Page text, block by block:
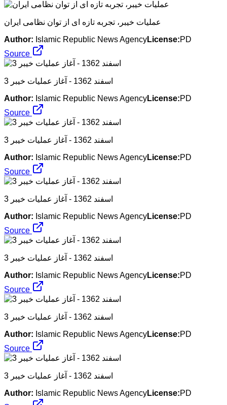
عملیات خیبر، تجربه تازه ای از توان نظامی ایران
Author: Islamic Republic News AgencyLicense:PD
Source
3 اسفند 1362 - آغاز عملیات خیبر
Author: Islamic Republic News AgencyLicense:PD
Source
3 اسفند 1362 - آغاز عملیات خیبر
Author: Islamic Republic News AgencyLicense:PD
Source
3 اسفند 1362 - آغاز عملیات خیبر
Author: Islamic Republic News AgencyLicense:PD
Source
3 اسفند 1362 - آغاز عملیات خیبر
Author: Islamic Republic News AgencyLicense:PD
Source
3 اسفند 1362 - آغاز عملیات خیبر
Author: Islamic Republic News AgencyLicense:PD
Source
3 اسفند 1362 - آغاز عملیات خیبر
Author: Islamic Republic News AgencyLicense:PD